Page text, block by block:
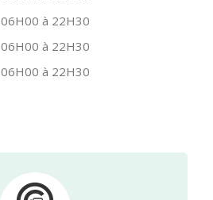
06H00 à 22H30
06H00 à 22H30
06H00 à 22H30